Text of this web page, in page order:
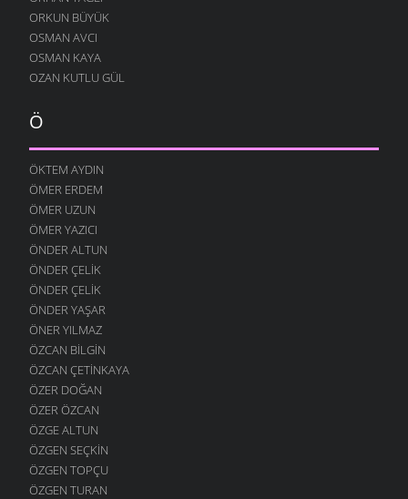
ORKUN BÜYÜK
OSMAN AVCI
OSMAN KAYA
OZAN KUTLU GÜL
Ö
ÖKTEM AYDIN
ÖMER ERDEM
ÖMER UZUN
ÖMER YAZICI
ÖNDER ALTUN
ÖNDER ÇELIK
ÖNDER ÇELIK
ÖNDER YAŞAR
ÖNER YILMAZ
ÖZCAN BILGIN
ÖZCAN ÇETINKAYA
ÖZER DOĞAN
ÖZER ÖZCAN
ÖZGE ALTUN
ÖZGEN SEÇKIN
ÖZGEN TOPÇU
ÖZGEN TURAN